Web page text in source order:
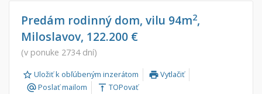
Predaj
Prenájom
Od:
Do:
Predám rodinný dom, vilu 94m2,
Miloslavov, 122.200 €
(v ponuke 2734 dní)
Uložiť k obľúbeným inzerátom printVytlačiť
alternate_emailPoslať mailom vertical_align_top TOPovať